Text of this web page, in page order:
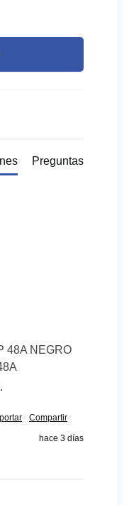
Preguntas
48A NEGRO
Compartir
hace 3 días